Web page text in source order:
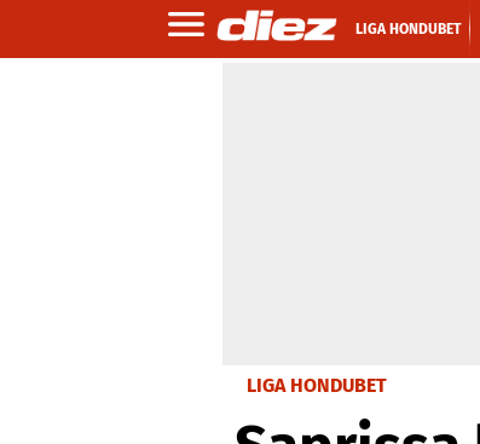
LIGA HONDUBET
LIGA HONDUBET